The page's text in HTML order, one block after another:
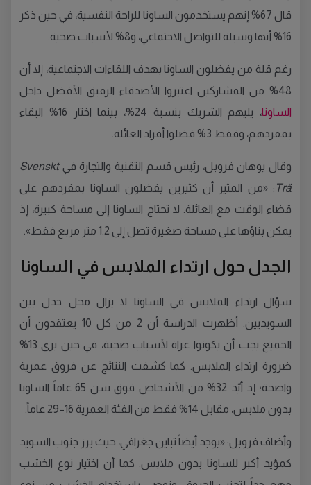
قال 67% إنهم يستخدمون الساونا للراحة النفسية، في حين ذكر
16% أنها وسيلة للتواصل الاجتماعي، و8% لأسباب صحية.
رغم قلة من يفضلون الساونا بهدف اللقاءات الاجتماعية، إلا أن
48% من المشاركين اعتبروا الأصدقاء الرفيق الأفضل داخل
الساونا
، يليهم الشريك بنسبة 24%، بينما اختار 16% البقاء
بمفردهم، وفقط 3% فضلوا أفراد العائلة.
وقال يوهان فروبل، رئيس قسم التقنية والتجارة فيSvenskt
Trä : «من المثير أن كثيرين يفضلون الساونا بمفردهم على
قضاء الوقت مع العائلة. لا تحتاج الساونا إلى مساحة كبيرة، إذ
يمكن بناؤها على مساحة صغيرة تصل إلى 1.2 متر مربع فقط».
الجدل حول ارتداء الملابس في الساونا
سؤال ارتداء الملابس في الساونا لا يزال محل جدل بين
السويديين. أظهرت الدراسة أن 2 من كل 10 يعتقدون أن
الجميع يجب أن يكونوا عراة لأسباب صحية، في حين يرى 13%
ضرورة ارتداء الملابس. كما كشفت النتائج عن فروق عمرية
واضحة؛ إذ أيّد 32% من الأشخاص فوق سن 65 عاماً الساونا
بدون ملابس، مقابل 14% فقط من الفئة العمرية 16–29 عاماً.
وأضاف فروبل: «يوجد أيضاً تباين جغرافي، حيث برز جنوب السويد
كمؤيد أكبر للساونا بدون ملابس. كما أن اختيار نوع الخشب